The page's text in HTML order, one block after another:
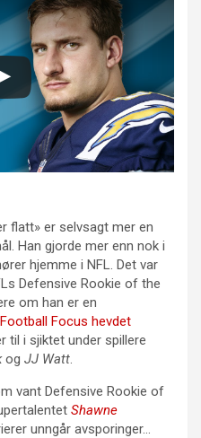
flatt» er selvsagt mer en
Han gjorde mer enn nok i
hjemme i NFL. Det var
Defensive Rookie of the
om han er en
Focus hevdet
til i sjiktet under spillere
og JJ Watt.
vant Defensive Rookie of
Shawne
unngår avsporinger…